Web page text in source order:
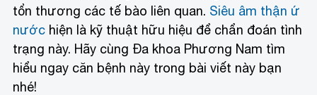
tổn thương các tế bào liên quan. Siêu âm thận ứ
nước hiện là kỹ thuật hữu hiệu để chẩn đoán tình
trạng này. Hãy cùng Đa khoa Phương Nam tìm
hiểu ngay căn bệnh này trong bài viết này bạn
nhé!